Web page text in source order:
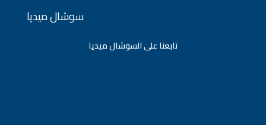
سوشال ميديا
تابعنا على السوشال ميديا